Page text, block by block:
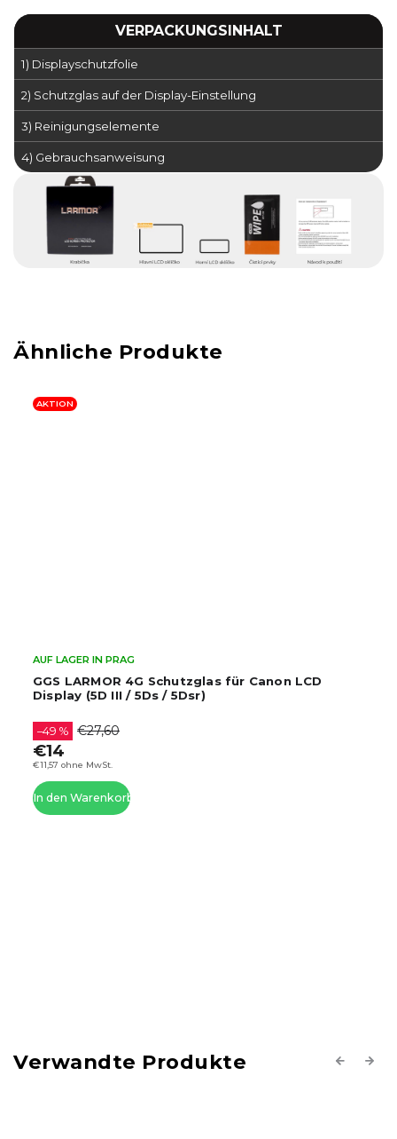
VERPACKUNGSINHALT
1) Displayschutzfolie
2) Schutzglas auf der Display-Einstellung
3) Reinigungselemente
4) Gebrauchsanweisung
AKTION
GGS LARMOR 4G Schutzglas für Canon LCD
Display (5D III / 5Ds / 5Dsr)
AUF LAGER IN PRAG
€11,57 ohne MwSt.
–49 % €27,60
€14
In den Warenkorb
Verwandte Produkte Previous
Next